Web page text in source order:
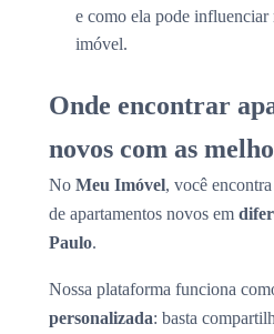
e como ela pode influenciar
imóvel.
Onde encontrar
novos com as
No Meu Imóvel, você
de apartamentos novos em
Paulo.
Nossa plataforma funciona
personalizada: basta